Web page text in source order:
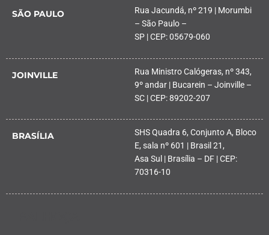
SÃO PAULO
Rua Jacundá, nº 219 | Morumbi
– São Paulo –
SP | CEP: 05679-060
JOINVILLE
Rua Ministro Calógeras, nº 343,
9º andar | Bucarein – Joinville –
SC | CEP: 89202-207
BRASÍLIA
SHS Quadra 6, Conjunto A, Bloco
E, sala nº 601 | Brasil 21,
Asa Sul | Brasília – DF | CEP:
70316-10